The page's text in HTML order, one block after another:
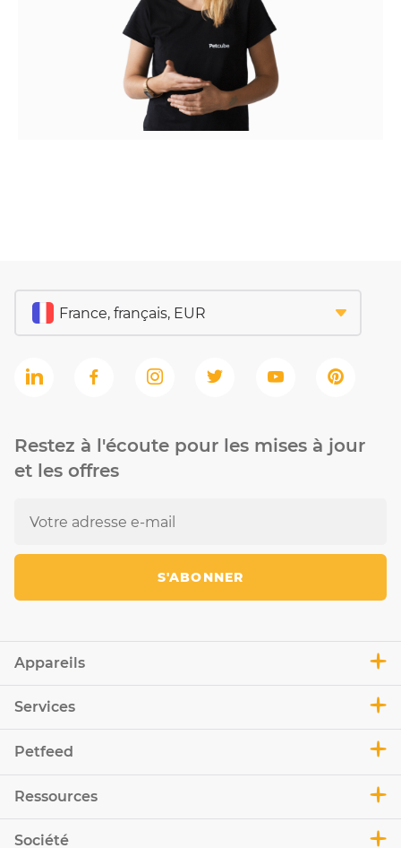
Appareils
Services
Petfeed
Ressources
Société
Restez à l'écoute pour les mises à jour
et les offres
S'ABONNER